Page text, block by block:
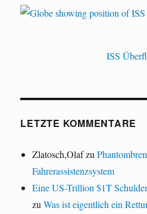
ISS
LETZTE KOMMENTARE
Zlatosch,Olafzu
Fahrerassistenzsystem
Eine US-Trillion $1T
zuWas ist eigentlich ein